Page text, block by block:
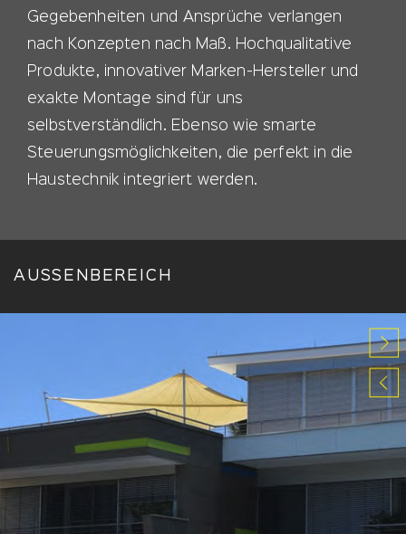
Gegebenheiten und Ansprüche verlangen
nach Konzepten nach Maß. Hochqualitative
Produkte, innovativer Marken-Hersteller und
exakte Montage sind für uns
selbstverständlich. Ebenso wie smarte
Steuerungsmöglichkeiten, die perfekt in die
Haustechnik integriert werden.
AUSSENBEREICH